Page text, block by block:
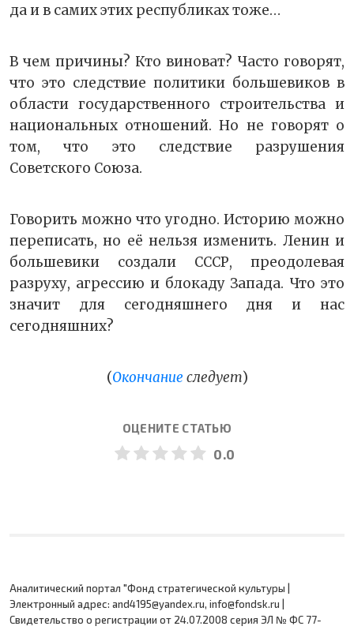
да и в самих этих республиках тоже…
В чем причины? Кто виноват? Часто говорят,
что это следствие политики большевиков в
области государственного строительства и
национальных отношений. Но не говорят о
том, что это следствие разрушения
Советского Союза.
Говорить можно что угодно. Историю можно
переписать, но её нельзя изменить. Ленин и
большевики создали СССР, преодолевая
разруху, агрессию и блокаду Запада. Что это
значит для сегодняшнего дня и нас
сегодняшних?
(Окончание следует)
ОЦЕНИТЕ СТАТЬЮ
0.0
Аналитический портал "Фонд стратегической культуры |
Электронный адрес: and4195@yandex.ru, info@fondsk.ru |
Cвидетельство о регистрации от 24.07.2008 серия ЭЛ № ФС 77-